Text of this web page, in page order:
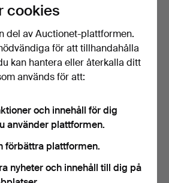
st,
NILS LANDBERG, vinglas,
12 st, Illusion, O…
Klubbades 16 apr 2026
24 bud
169 USD
cookies
del av Auctionet-plattformen.
för att tillhandahålla
kan hantera eller återkalla ditt
används för att:
och innehåll för dig
använder plattformen.
förbättra plattformen.
nyheter och innehåll till dig på